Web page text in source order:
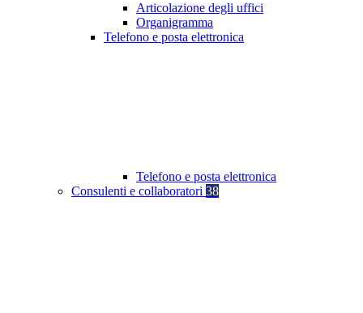
Articolazione degli uffici
Organigramma
Telefono e posta elettronica
Telefono e posta elettronica
Consulenti e collaboratori 38